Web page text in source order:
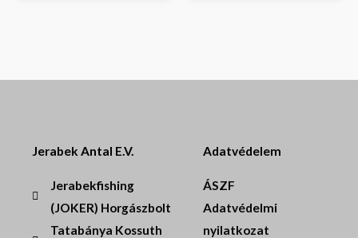
Jerabek Antal E.V.
Jerabekfishing
(JOKER) Horgászbolt
Tatabánya Kossuth
Adatvédelem
ÁSZF
Adatvédelmi
nyilatkozat